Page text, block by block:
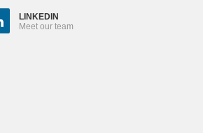
LINKEDIN
Meet our team